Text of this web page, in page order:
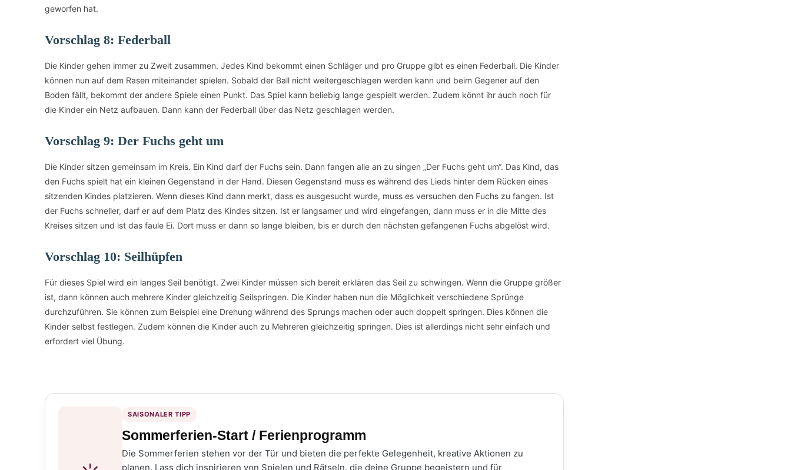
geworfen hat.
Vorschlag 8: Federball
Die Kinder gehen immer zu Zweit zusammen. Jedes Kind bekommt einen Schläger und pro Gruppe gibt es einen Federball. Die Kinder
können nun auf dem Rasen miteinander spielen. Sobald der Ball nicht weitergeschlagen werden kann und beim Gegener auf den
Boden fällt, bekommt der andere Spiele einen Punkt. Das Spiel kann beliebig lange gespielt werden. Zudem könnt ihr auch noch für
die Kinder ein Netz aufbauen. Dann kann der Federball über das Netz geschlagen werden.
Vorschlag 9: Der Fuchs geht um
Die Kinder sitzen gemeinsam im Kreis. Ein Kind darf der Fuchs sein. Dann fangen alle an zu singen „Der Fuchs geht um“. Das Kind, das
den Fuchs spielt hat ein kleinen Gegenstand in der Hand. Diesen Gegenstand muss es während des Lieds hinter dem Rücken eines
sitzenden Kindes platzieren. Wenn dieses Kind dann merkt, dass es ausgesucht wurde, muss es versuchen den Fuchs zu fangen. Ist
der Fuchs schneller, darf er auf dem Platz des Kindes sitzen. Ist er langsamer und wird eingefangen, dann muss er in die Mitte des
Kreises sitzen und ist das faule Ei. Dort muss er dann so lange bleiben, bis er durch den nächsten gefangenen Fuchs abgelöst wird.
Vorschlag 10: Seilhüpfen
Für dieses Spiel wird ein langes Seil benötigt. Zwei Kinder müssen sich bereit erklären das Seil zu schwingen. Wenn die Gruppe größer
ist, dann können auch mehrere Kinder gleichzeitig Seilspringen. Die Kinder haben nun die Möglichkeit verschiedene Sprünge
durchzuführen. Sie können zum Beispiel eine Drehung während des Sprungs machen oder auch doppelt springen. Dies können die
Kinder selbst festlegen. Zudem können die Kinder auch zu Mehreren gleichzeitig springen. Dies ist allerdings nicht sehr einfach und
erfordert viel Übung.
SAISONALER TIPP
Sommerferien-Start / Ferienprogramm
Die Sommerferien stehen vor der Tür und bieten die perfekte Gelegenheit, kreative Aktionen zu
planen. Lass dich inspirieren von Spielen und Rätseln, die deine Gruppe begeistern und für